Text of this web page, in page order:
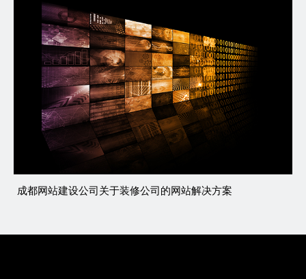
成都网站建设公司关于装修公司的网站解决方案